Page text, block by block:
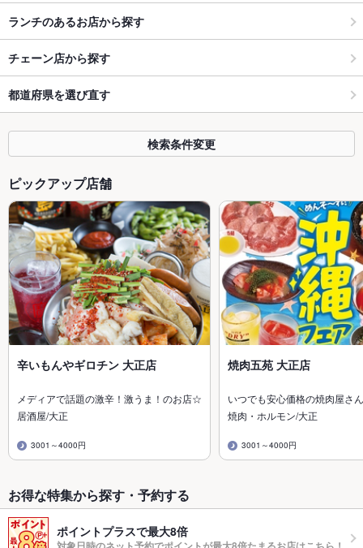
ランチのあるお店から探す
チェーン店から探す
都道府県を選び直す
検索条件変更
ピックアップ店舗
辛いもんやギロチン 大正店
メディアで話題の激辛！激うま！のお店☆
居酒屋/大正
3001～4000円
焼肉五苑 大正店
いつでも安心価格の焼肉屋さ
焼肉・ホルモン/大正
3001～4000円
お得な特集から探す・予約する
ポイントプラスで最大8倍